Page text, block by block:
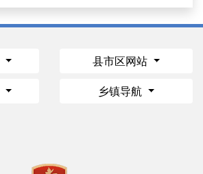
县市区网站
乡镇导航